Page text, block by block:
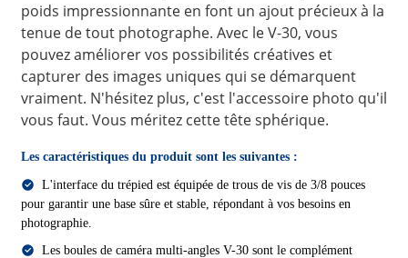
poids impressionnante en font un ajout précieux à la
tenue de tout photographe. Avec le V-30, vous
pouvez améliorer vos possibilités créatives et
capturer des images uniques qui se démarquent
vraiment. N'hésitez plus, c'est l'accessoire photo qu'il
vous faut. Vous méritez cette tête sphérique.
Les caractéristiques du produit sont les suivantes :
L'interface du trépied est équipée de trous de vis de 3/8 pouces
pour garantir une base sûre et stable, répondant à vos besoins en
photographie.
Les boules de caméra multi-angles V-30 sont le complément